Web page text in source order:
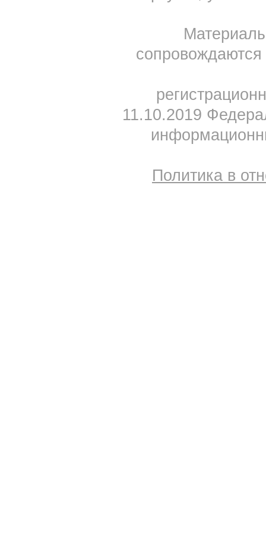
11.10.2019
Политика в